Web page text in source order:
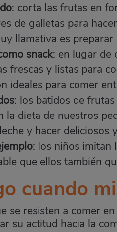
: corta las frutas en
de galletas para
llamativa es preparar
snack: en lugar de
frescas y listas para
ideales para comer
: los batidos de
la dieta de nuestros
y hacer deliciosos
: los niños imitan
que ellos también
cuando
se resisten a comer
su actitud hacia la